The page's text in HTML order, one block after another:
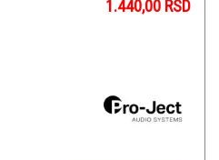
1.440,00 RSD